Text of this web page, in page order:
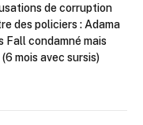
de corruption
des policiers : Adama
Fall condamné mais
(6 mois avec sursis)